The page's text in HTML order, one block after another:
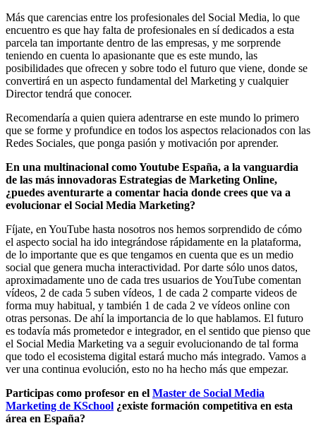
Más que carencias entre los profesionales del Social Media, lo que
encuentro es que hay falta de profesionales en sí dedicados a esta
parcela tan importante dentro de las empresas, y me sorprende
teniendo en cuenta lo apasionante que es este mundo, las
posibilidades que ofrecen y sobre todo el futuro que viene, donde se
convertirá en un aspecto fundamental del Marketing y cualquier
Director tendrá que conocer.
Recomendaría a quien quiera adentrarse en este mundo lo primero
que se forme y profundice en todos los aspectos relacionados con las
Redes Sociales, que ponga pasión y motivación por aprender.
En una multinacional como Youtube España, a la vanguardia
de las más innovadoras Estrategias de Marketing Online,
¿puedes aventurarte a comentar hacia donde crees que va a
evolucionar el Social Media Marketing?
Fíjate, en YouTube hasta nosotros nos hemos sorprendido de cómo
el aspecto social ha ido integrándose rápidamente en la plataforma,
de lo importante que es que tengamos en cuenta que es un medio
social que genera mucha interactividad. Por darte sólo unos datos,
aproximadamente uno de cada tres usuarios de YouTube comentan
vídeos, 2 de cada 5 suben vídeos, 1 de cada 2 comparte videos de
forma muy habitual, y también 1 de cada 2 ve vídeos online con
otras personas. De ahí la importancia de lo que hablamos. El futuro
es todavía más prometedor e integrador, en el sentido que pienso que
el Social Media Marketing va a seguir evolucionando de tal forma
que todo el ecosistema digital estará mucho más integrado. Vamos a
ver una continua evolución, esto no ha hecho más que empezar.
Participas como profesor en el Master de Social Media
Marketing de KSchool ¿existe formación competitiva en esta
área en España?